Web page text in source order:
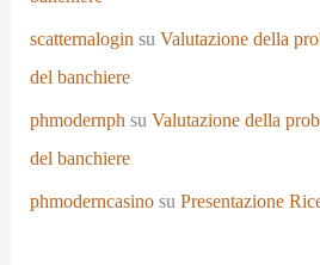
scatternalogin su Valutazione della
del banchiere
phmodernph su Valutazione della
del banchiere
phmoderncasinosu Presentazione